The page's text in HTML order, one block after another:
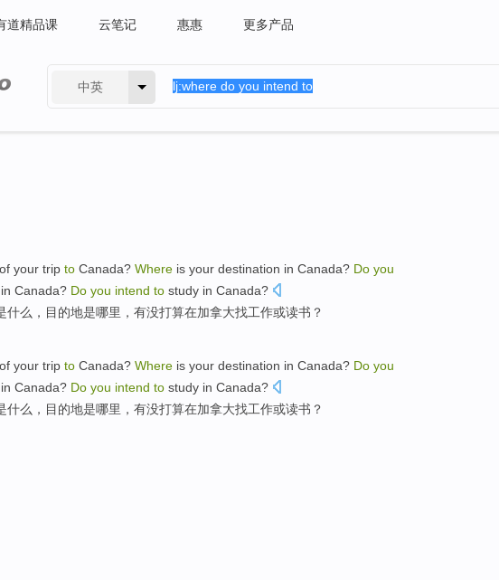
道精品课 云笔记 惠惠 更多产品
中英
of your trip to Canada? Where is your destination in Canada? Do you
in Canada? Do you intend to study in Canada?
什么 ， 目的地是哪里 ，有没打算在加拿大找工作或读书 ？
of your trip to Canada? Where is your destination in Canada? Do you
in Canada? Do you intend to study in Canada?
什么 ， 目的地是哪里 ，有没打算在加拿大找工作或读书 ？